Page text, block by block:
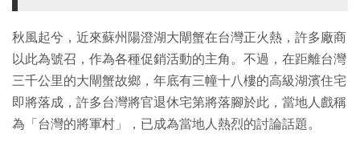
秋風起兮，近來蘇州陽澄湖大閘蟹在台灣正火熱，許多廠商
以此為號召，作為各種促銷活動的主角。不過，在距離台灣
三千公里的大閘蟹故鄉，年底有三幢十八樓的高級湖濱住宅
即將落成，許多台灣將官退休宅第將落腳於此，當地人戲稱
為「台灣的將軍村」，已成為當地人熱烈的討論話題。